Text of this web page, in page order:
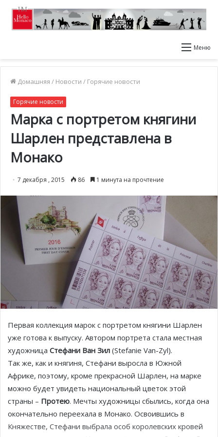
Меню
Домашняя / Новости / Горячие новости
Горячие новости
Марка с портретом княгини
Шарлен представлена в
Монако
7 декабря , 2015 86 1 минута на прочтение
Первая коллекция марок с портретом княгини Шарлен
уже готова к выпуску. Автором портрета стала местная
художница Стефани Ван Зил (Stefanie Van-Zyl).
Так же, как и княгиня, Стефани выросла в Южной
Африке, поэтому, кроме прекрасной Шарлен, на марке
можно будет увидеть национальный цветок этой
страны – Протею. Мечты художницы сбылись, когда она
окончательно переехала в Монако. Освоившись в
Княжестве, Стефани выбрала особ королевских кровей